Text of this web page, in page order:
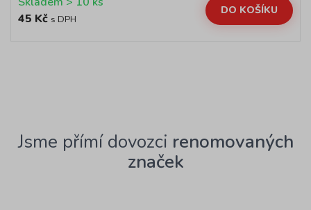
45 Kč s DPH
DO KOŠÍKU
Jsme přímí dovozci renomovaných
značek